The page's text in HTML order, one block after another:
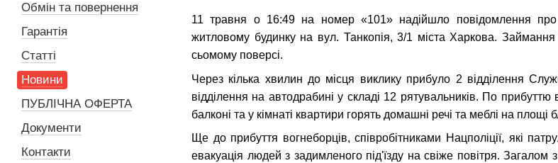
11 травня о 16:49 на номер «101» надійшло повідомлення
житловому будинку на вул. Танкопія, 3/1 міста Харкова.
сьомому поверсі.
Через кілька хвилин до місця виклику прибуло 2 відділення
відділення на автодрабині у складі 12 рятувальників. По
балконі та у кімнаті квартири горять домашні речі та меблі на площі
Ще до прибуття вогнеборців, співробітниками Нацполіції, які
евакуація людей з задимленого під'їзду на свіже повітря. Загалом
Обмін та повернення
Гарантія
Статті
Новини
ПУБЛІЧНА ОФЕРТА
Документи
Контакти